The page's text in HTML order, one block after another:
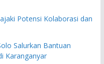
Potensi Kolaborasi dan
Salurkan Bantuan
Karanganyar